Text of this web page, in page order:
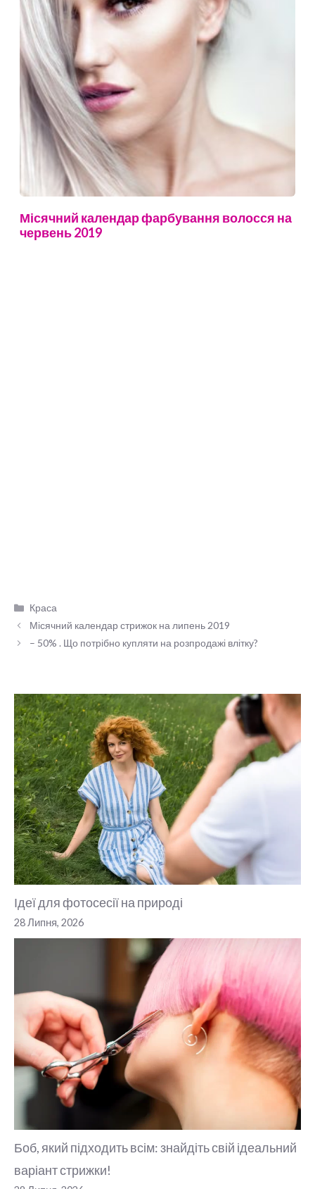
Місячний календар фарбування волосся на
червень 2019
Категорії
Краса
Місячний календар стрижок на липень 2019
– 50% . Що потрібно купляти на розпродажі влітку?
Ідеї для фотосесії на природі
28 Липня, 2026
Боб, який підходить всім: знайдіть свій ідеальний
варіант стрижки!